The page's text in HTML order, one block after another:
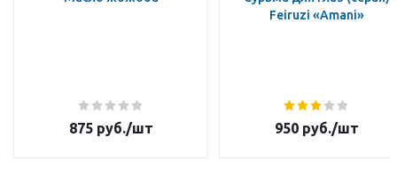
875руб./шт
Feiruzi «Amani»
950руб./шт